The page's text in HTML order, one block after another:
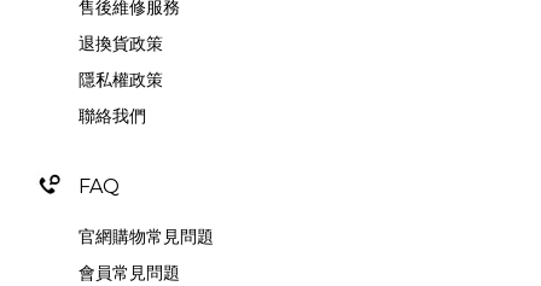
售後維修服務
退換貨政策
隱私權政策
聯絡我們
FAQ
官網購物常見問題
會員常見問題